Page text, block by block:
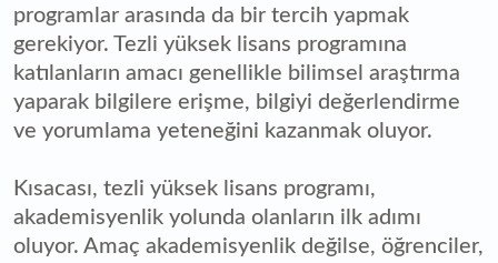
programlar arasında da bir tercih yapmak
gerekiyor. Tezli yüksek lisans programına
katılanların amacı genellikle bilimsel araştırma
yaparak bilgilere erişme, bilgiyi değerlendirme
ve yorumlama yeteneğini kazanmak oluyor.
Kısacası, tezli yüksek lisans programı,
akademisyenlik yolunda olanların ilk adımı
oluyor. Amaç akademisyenlik değilse, öğrenciler,